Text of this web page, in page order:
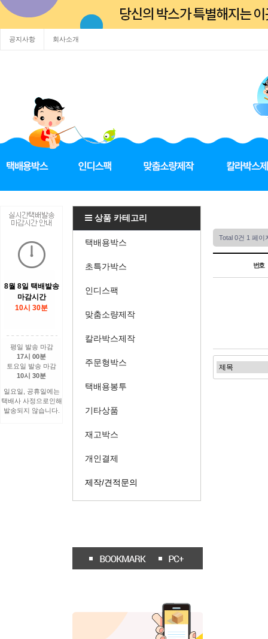
공지사항 회사소개
8월 8일 택배발송
마감시간
10시 30분
평일 발송 마감
17시 00분
토요일 발송 마감
10시 30분
일요일, 공휴일에는
택배사 사정으로인해
발송되지 않습니다.
상품 카테고리
택배용박스
초특가박스
인디스팩
맞춤소량제작
칼라박스제작
주문형박스
택배용봉투
기타상품
재고박스
개인결제
제작/견적문의
Total 0건 1 페이
번호